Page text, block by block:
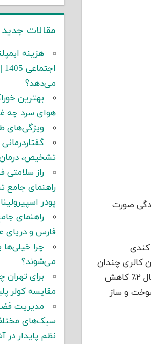
.
و سادگی صورت
کندی
کالری چندان
خوشایند نیست. متاسفانه، مطالعات نشان می‌دهد میزان متابولیسم با آغاز سن ۳۰ سالگی و در هر ده سال ۲٪ کاهش
و ساز
مقالات جدید
هزینه
می‌دهد؟
بهترین
هوای سرد چه
ویژگی‌های
تشخیص، درمان
راز سلامتی
راهنمای
پودر اسپیرولینا
راهنمای
فارس و دریای
چرا خیلی‌ها
می‌شوند؟
برای
مقایسه کولر
مدیریت
سبک‌های
نظم پایدار در